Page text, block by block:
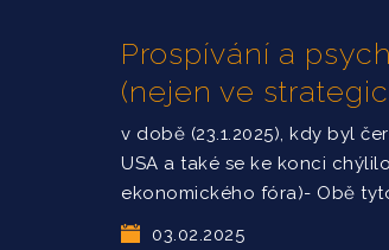
Prospívání a
(nejen ve
v době (23.1.2025), kdy byl
USA a také se ke konci
ekonomického fóra)- Obě
03.02.2025